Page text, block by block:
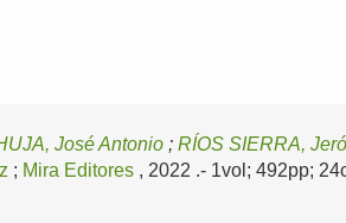
José Antonio ;RÍOS SIERRA,
; Mira Editores , 2022 .- 1vol; 492pp;